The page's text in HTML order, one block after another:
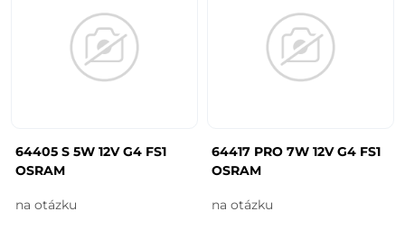
64405 S 5W 12V G4 FS1
OSRAM
na otázku
64417 PRO 7W 12V G4 FS1
OSRAM
na otázku